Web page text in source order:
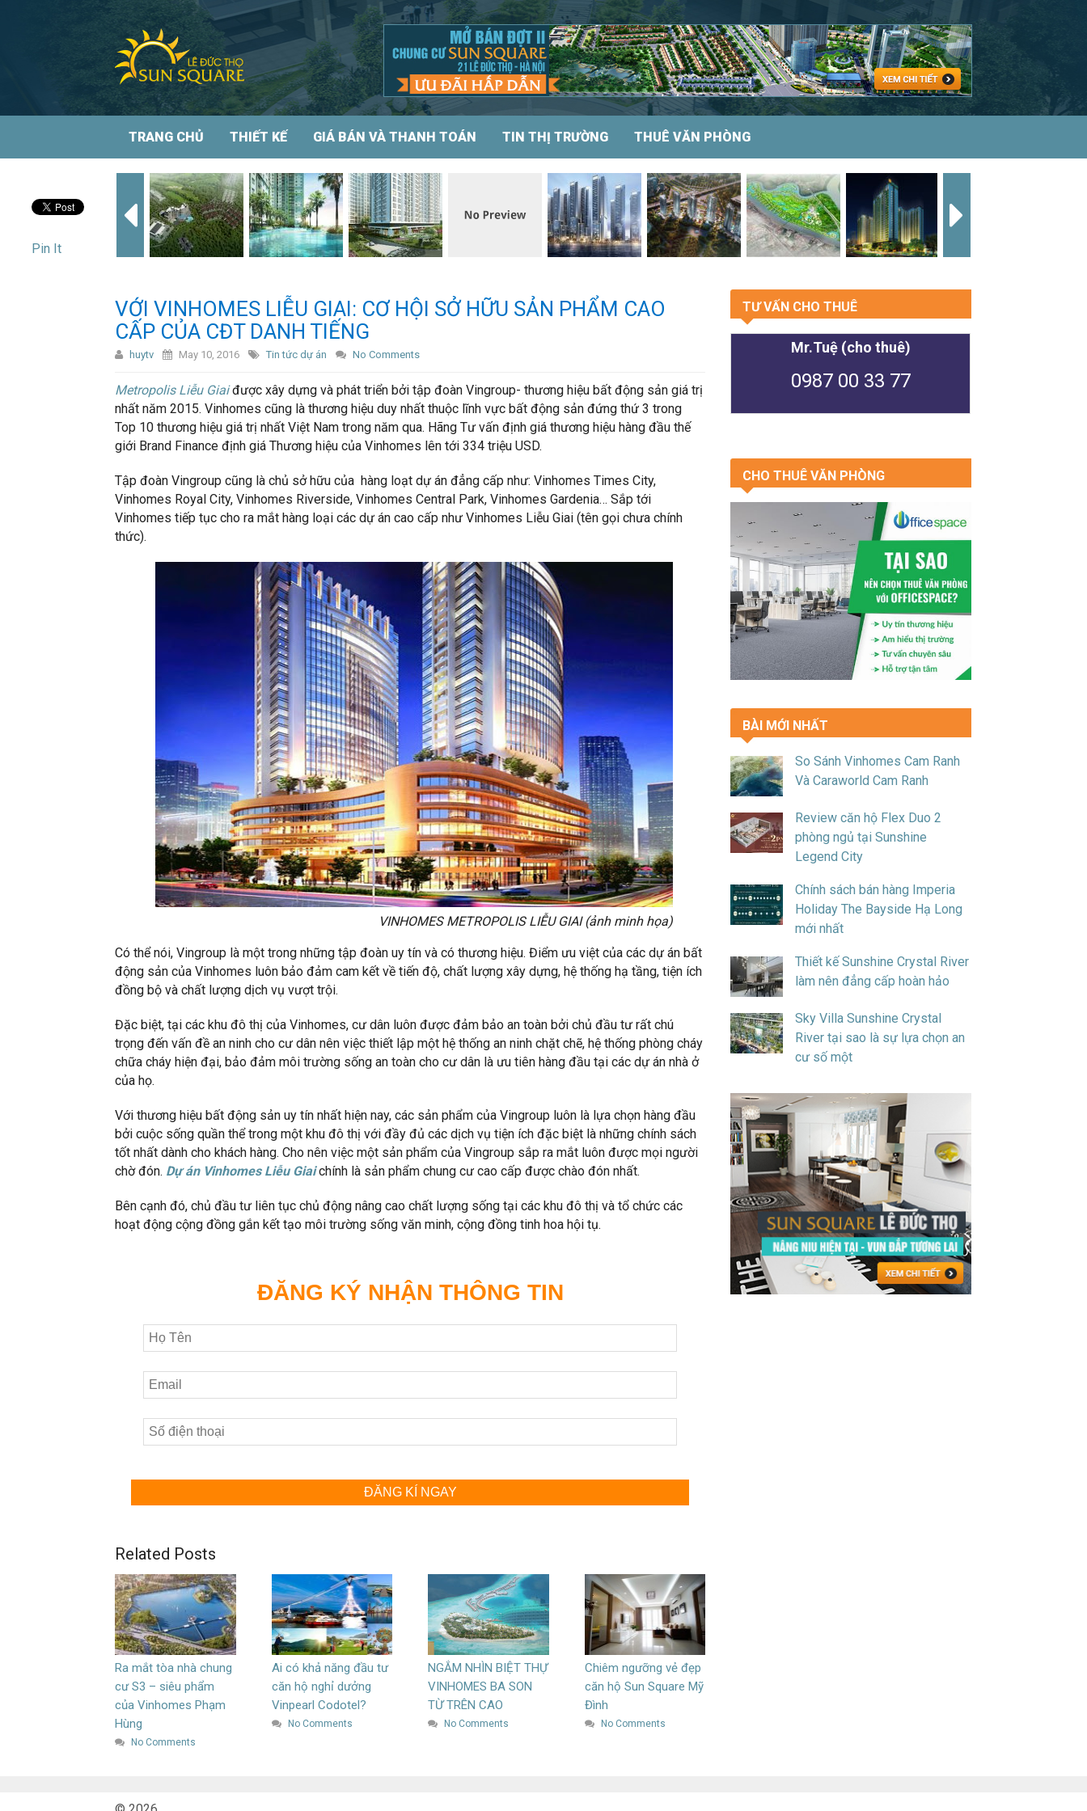
TRANG CHỦ THIẾT KẾ GIÁ BÁN VÀ THANH TOÁN TIN THỊ TRƯỜNG THUÊ VĂN PHÒNG
VỚI VINHOMES LIỄU GIAI: CƠ HỘI SỞ HỮU SẢN PHẨM CAO
CẤP CỦA CĐT DANH TIẾNG
huytv May 10, 2016 Tin tức dự án No Comments
Metropolis Liễu Giaiđược xây dựng và phát triển bởi tập đoàn Vingroup- thương hiệu bất động sản giá trị
nhất năm 2015. Vinhomes cũng là thương hiệu duy nhất thuộc lĩnh vực bất động sản đứng thứ 3 trong
Top 10 thương hiệu giá trị nhất Việt Nam trong năm qua. Hãng Tư vấn định giá thương hiệu hàng đầu thế
giới Brand Finance định giá Thương hiệu của Vinhomes lên tới 334 triệu USD.
Tập đoàn Vingroup cũng là chủ sở hữu của hàng loạt dự án đẳng cấp như: Vinhomes Times City,
Vinhomes Royal City, Vinhomes Riverside, Vinhomes Central Park, Vinhomes Gardenia… Sắp tới
Vinhomes tiếp tục cho ra mắt hàng loại các dự án cao cấp như Vinhomes Liễu Giai (tên gọi chưa chính
thức).
VINHOMES METROPOLIS LIỄU GIAI (ảnh minh họa)
Có thể nói, Vingroup là một trong những tập đoàn uy tín và có thương hiệu. Điểm ưu việt của các dự án bất
động sản của Vinhomes luôn bảo đảm cam kết về tiến độ, chất lượng xây dựng, hệ thống hạ tầng, tiện ích
đồng bộ và chất lượng dịch vụ vượt trội.
Đặc biệt, tại các khu đô thị của Vinhomes, cư dân luôn được đảm bảo an toàn bởi chủ đầu tư rất chú
trọng đến vấn đề an ninh cho cư dân nên việc thiết lập một hệ thống an ninh chặt chẽ, hệ thống phòng cháy
chữa cháy hiện đại, bảo đảm môi trường sống an toàn cho cư dân là ưu tiên hàng đầu tại các dự án nhà ở
của họ.
Với thương hiệu bất động sản uy tín nhất hiện nay, các sản phẩm của Vingroup luôn là lựa chọn hàng đầu
bởi cuộc sống quần thể trong một khu đô thị với đầy đủ các dịch vụ tiện ích đặc biệt là những chính sách
tốt nhất dành cho khách hàng. Cho nên việc một sản phẩm của Vingroup sắp ra mắt luôn được mọi người
chờ đón. Dự án Vinhomes Liễu Giaichính là sản phẩm chung cư cao cấp được chào đón nhất.
Bên cạnh đó, chủ đầu tư liên tục chủ động nâng cao chất lượng sống tại các khu đô thị và tổ chức các
hoạt động cộng đồng gắn kết tạo môi trường sống văn minh, cộng đồng tinh hoa hội tụ.
ĐĂNG KÝ NHẬN THÔNG TIN
ĐĂNG KÍ NGAY
Pin It
Related Posts
Ra mắt tòa nhà chung
cư S3 – siêu phẩm
của Vinhomes Phạm
Hùng
No Comments
Ai có khả năng đầu tư
căn hộ nghỉ dưởng
Vinpearl Codotel?
No Comments
NGẮM NHÌN BIỆT THỰ
VINHOMES BA SON
TỪ TRÊN CAO
No Comments
Chiêm ngưỡng vẻ đẹp
căn hộ Sun Square Mỹ
Đình
No Comments
TƯ VẤN CHO THUÊ
Mr.Tuệ (cho thuê)
0987 00 33 77
CHO THUÊ VĂN PHÒNG
BÀI MỚI NHẤT
So Sánh Vinhomes Cam Ranh
Và Caraworld Cam Ranh
Review căn hộ Flex Duo 2
phòng ngủ tại Sunshine
Legend City
Chính sách bán hàng Imperia
Holiday The Bayside Hạ Long
mới nhất
Thiết kế Sunshine Crystal River
làm nên đẳng cấp hoàn hảo
Sky Villa Sunshine Crystal
River tại sao là sự lựa chọn an
cư số một